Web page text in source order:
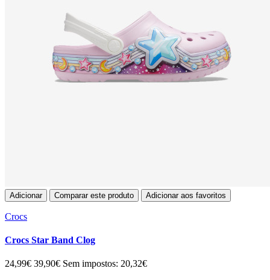
Adicionar Comparar este produto Adicionar aos favoritos
Crocs
Crocs Star Band Clog
24,99€ 39,90€ Sem impostos: 20,32€